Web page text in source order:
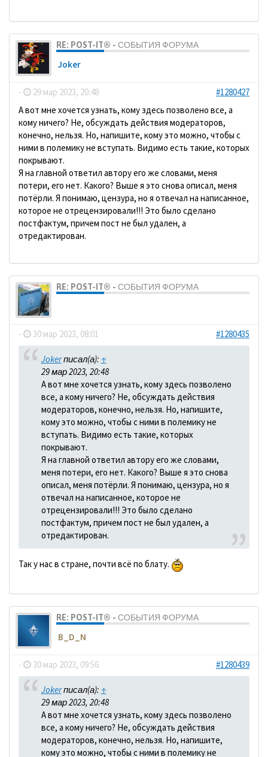
RE: POST-IT® - СОБЫТИЯ ФОРУМА
Joker
- 29 мар 2023, 20:48
#1280427
А вот мне хочется узнать, кому здесь позволено все, а
кому ничего? Не, обсуждать действия модераторов,
конечно, нельзя. Но, напишите, кому это можно, чтобы с
ними в полемику не вступать. Видимо есть такие, которых
покрывают.
Я на главной ответил автору его же словами, меня
потери, его нет. Какого? Выше я это снова описал, меня
потёрли. Я понимаю, цензура, но я отвечал на написанное,
которое не отрецензировали!!! Это было сделано
постфактум, причем пост не был удален, а
отредактирован.
RE: POST-IT® - СОБЫТИЯ ФОРУМА
- 30 мар 2023, 08:01 #1280435
Jokerписал(а): ↑
29 мар 2023, 20:48
А вот мне хочется узнать, кому здесь позволено
все, а кому ничего? Не, обсуждать действия
модераторов, конечно, нельзя. Но, напишите,
кому это можно, чтобы с ними в полемику не
вступать. Видимо есть такие, которых
покрывают.
Я на главной ответил автору его же словами,
меня потери, его нет. Какого? Выше я это снова
описал, меня потёрли. Я понимаю, цензура, но я
отвечал на написанное, которое не
отрецензировали!!! Это было сделано
постфактум, причем пост не был удален, а
отредактирован.
Так у нас в стране, почти всё по блату.
RE: POST-IT® - СОБЫТИЯ ФОРУМА
B_D_N
- 30 мар 2023, 09:56 #1280439
Jokerписал(а): ↑
29 мар 2023, 20:48
А вот мне хочется узнать, кому здесь позволено
все, а кому ничего? Не, обсуждать действия
модераторов, конечно, нельзя. Но, напишите,
кому это можно, чтобы с ними в полемику не